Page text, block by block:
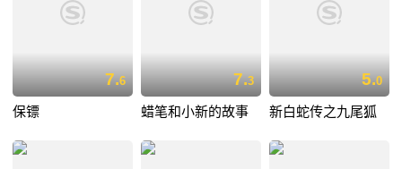
7.6
保镖
7.3
蜡笔和小新的故事
5.0
新白蛇传之九尾狐